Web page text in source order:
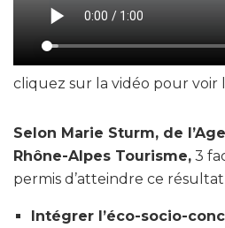
cliquez sur la vidéo pour voir
Selon Marie Sturm, de
Rhône-Alpes Tourisme, 3
permis d’atteindre ce résultat
Intégrer l’éco-socio-